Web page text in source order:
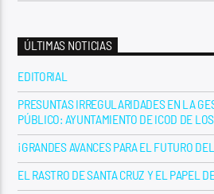
ÚLTIMAS NOTICIAS
EDITORIAL
PRESUNTAS IRREGULARIDADES EN LA
PÚBLICO: AYUNTAMIENTO DE ICOD DE
¡GRANDES AVANCES PARA EL FUTURO
EL RASTRO DE SANTA CRUZ Y EL PAPEL